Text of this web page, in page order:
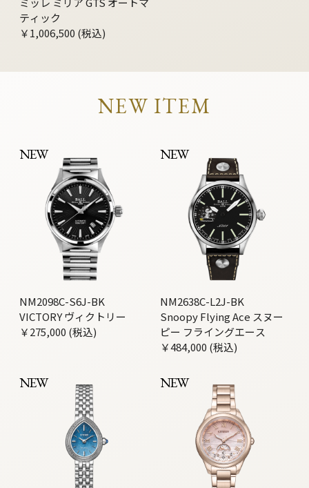
ティック
￥1,006,500 (税込)
NEW ITEM
NEW
NM2098C-S6J-BK
VICTORY ヴィクトリー
￥275,000 (税込)
NEW
NM2638C-L2J-BK
Snoopy Flying Ace スヌー
ピー フライングエース
￥484,000 (税込)
NEW NEW